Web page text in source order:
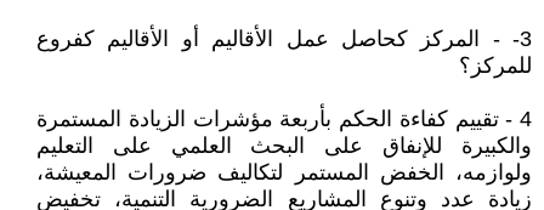
3- - المركز كحاصل عمل الأقاليم أو الأقاليم كفروع
للمركز؟
4 - تقييم كفاءة الحكم بأربعة مؤشرات الزيادة المستمرة
والكبيرة للإنفاق على البحث العلمي على التعليم
ولوازمه، الخفض المستمر لتكاليف ضرورات المعيشة،
زيادة عدد وتنوع المشاريع الضرورية التنمية، تخفيض